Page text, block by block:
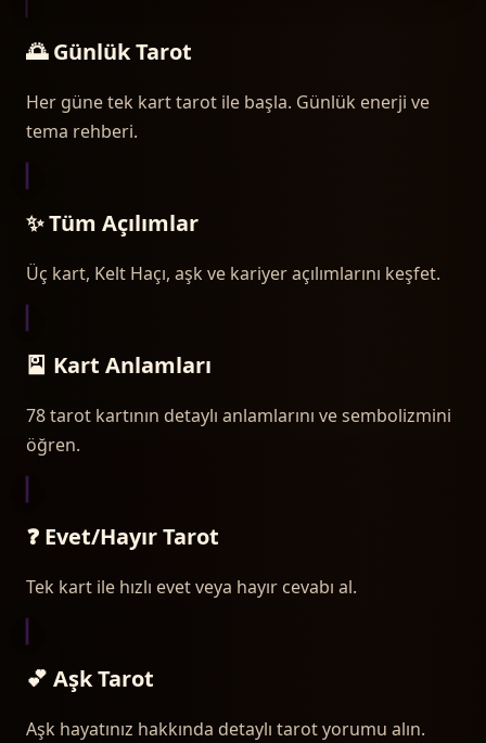
🌅 Günlük Tarot
Her güne tek kart tarot ile başla. Günlük enerji ve
tema rehberi.
✨ Tüm Açılımlar
Üç kart, Kelt Haçı, aşk ve kariyer açılımlarını keşfet.
🎴 Kart Anlamları
78 tarot kartının detaylı anlamlarını ve sembolizmini
öğren.
❓ Evet/Hayır Tarot
Tek kart ile hızlı evet veya hayır cevabı al.
💕 Aşk Tarot
Aşk hayatınız hakkında detaylı tarot yorumu alın.